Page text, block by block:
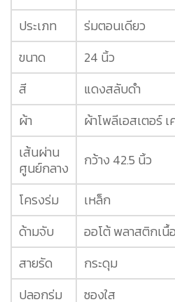
ประเภท
ร่มตอนเดียว
ขนาด
24 นิ้ว
สี
แดงสลับดำ
ผ้า
ผ้าโพลีเอสเตอร์
เส้นผ่าน
ศูนย์กลาง
กว้าง 42.5 นิ้ว
โครงร่ม
เหล็ก
ด้ามจับ
ออโต้ พลาสติกเนื้
สายรัด
กระดุม
ปลอกร่ม
ซองใส